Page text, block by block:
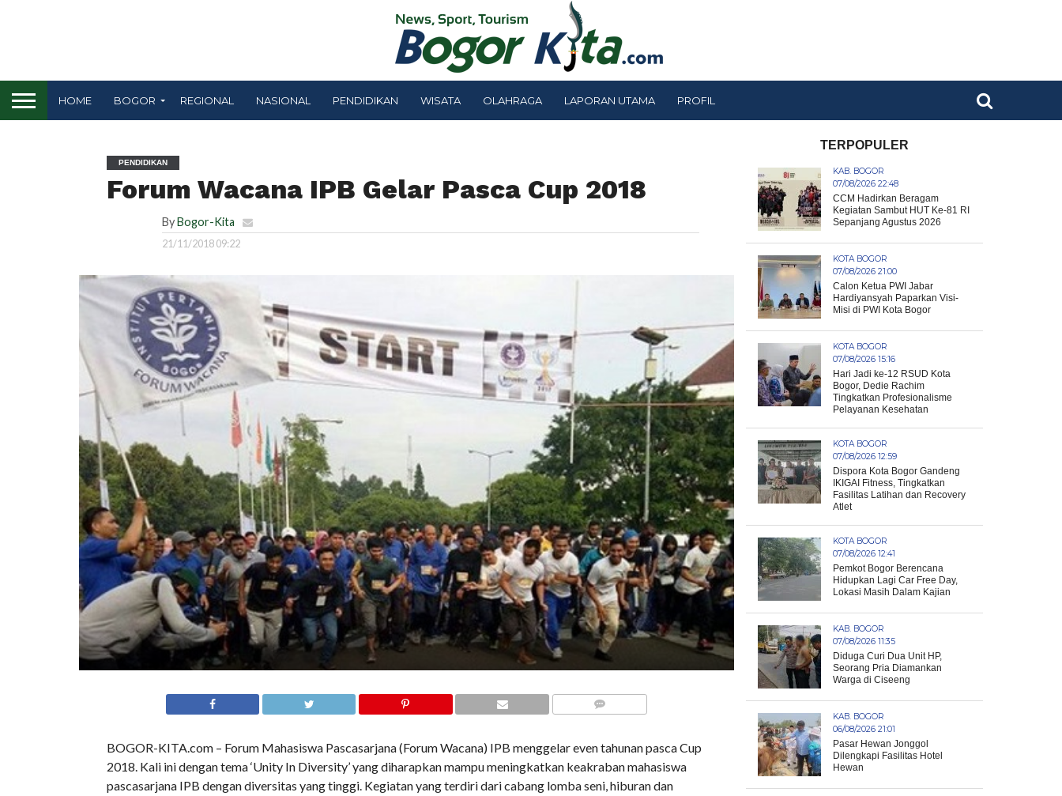
HOME BOGOR REGIONAL NASIONAL PENDIDIKAN WISATA OLAHRAGA LAPORAN UTAMA PROFIL
PENDIDIKAN
Forum Wacana IPB Gelar Pasca Cup 2018
ByBogor-Kita
21/11/2018 09:22
BOGOR-KITA.com – Forum Mahasiswa Pascasarjana (Forum Wacana) IPB menggelar even tahunan pasca Cup
2018. Kali ini dengan tema ‘Unity In Diversity’ yang diharapkan mampu meningkatkan keakraban mahasiswa
pascasarjana IPB dengan diversitas yang tinggi. Kegiatan yang terdiri dari cabang lomba seni, hiburan dan
TERPOPULER
KAB. BOGOR
07/08/2026 22:48
CCM Hadirkan Beragam
Kegiatan Sambut HUT Ke-81 RI
Sepanjang Agustus 2026
KOTA BOGOR
07/08/2026 21:00
Calon Ketua PWI Jabar
Hardiyansyah Paparkan Visi-
Misi di PWI Kota Bogor
KOTA BOGOR
07/08/2026 15:16
Hari Jadi ke-12 RSUD Kota
Bogor, Dedie Rachim
Tingkatkan Profesionalisme
Pelayanan Kesehatan
KOTA BOGOR
07/08/2026 12:59
Dispora Kota Bogor Gandeng
IKIGAI Fitness, Tingkatkan
Fasilitas Latihan dan Recovery
Atlet
KOTA BOGOR
07/08/2026 12:41
Pemkot Bogor Berencana
Hidupkan Lagi Car Free Day,
Lokasi Masih Dalam Kajian
KAB. BOGOR
07/08/2026 11:35
Diduga Curi Dua Unit HP,
Seorang Pria Diamankan
Warga di Ciseeng
KAB. BOGOR
06/08/2026 21:01
Pasar Hewan Jonggol
Dilengkapi Fasilitas Hotel
Hewan